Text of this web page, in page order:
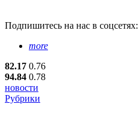
Подпишитесь на нас в соцсетях:
more
82.17 0.76
94.84 0.78
новости
Рубрики